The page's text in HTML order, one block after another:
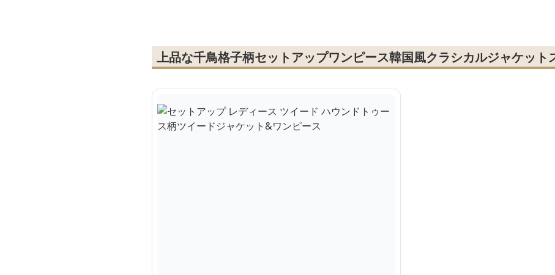
上品な千鳥格子柄セットアップワンピース韓国風クラシカルジャケット